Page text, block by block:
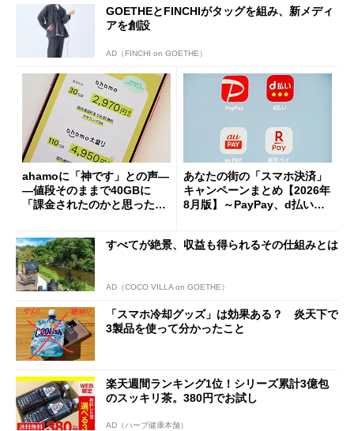
GOETHEとFINCHIがタッグを組み、新メディ
アを創設
AD（FINCHI on GOETHE）
ahamoに「神です」との声―
―値段そのままで40GBに
「課金されたのかと思った」
あなたの街の「スマホ決済」
キャンペーンまとめ【2026年
8月版】～PayPay、d払い、a
すべてが絶景、収益も得られるその仕組みとは
AD（COCO VILLA on GOETHE）
「スマホ冷却グッズ」は効果ある？ 炎天下で
3製品を使って分かったこと
楽天週間ランキング1位！シリーズ累計3億包
のスッキリ茶。380円でお試し
AD（ハーブ健康本舗）